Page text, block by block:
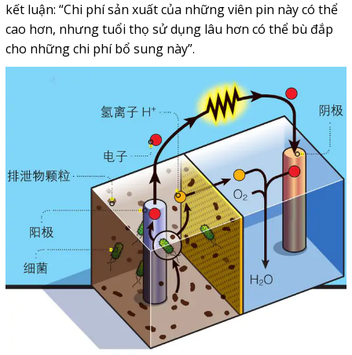
kết luận: “Chi phí sản xuất của những viên pin này có thể
cao hơn, nhưng tuổi thọ sử dụng lâu hơn có thể bù đắp
cho những chi phí bổ sung này”.